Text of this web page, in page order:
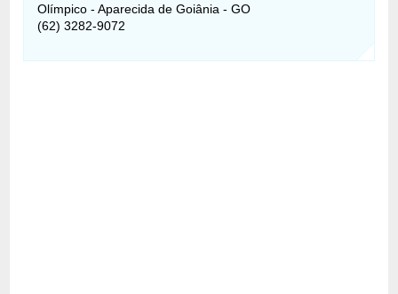
Olímpico - Aparecida de Goiânia - GO
(62) 3282-9072